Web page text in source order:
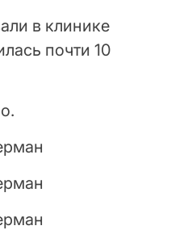
в клинике
почти 10